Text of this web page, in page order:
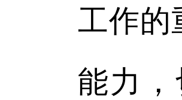
工作的
能力